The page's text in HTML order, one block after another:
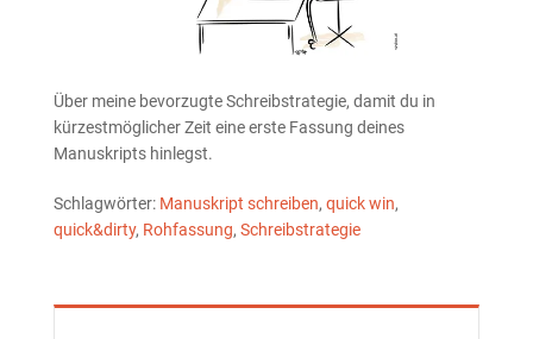
Über meine bevorzugte Schreibstrategie, damit du in
kürzestmöglicher Zeit eine erste Fassung deines
Manuskripts hinlegst.
Schlagwörter: Manuskript schreiben, quick win,
quick&dirty, Rohfassung, Schreibstrategie